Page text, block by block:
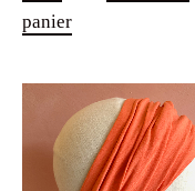
panier